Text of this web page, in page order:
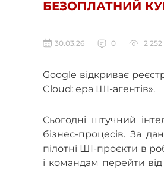
БЕЗОПЛАТНИЙ
30.03.26 0 2 252
Google відкриває
Cloud: ера ШІ-агентів».
Сьогодні штучний
бізнес-процесів. За
пілотні ШІ-проєкти в
і командам перейти